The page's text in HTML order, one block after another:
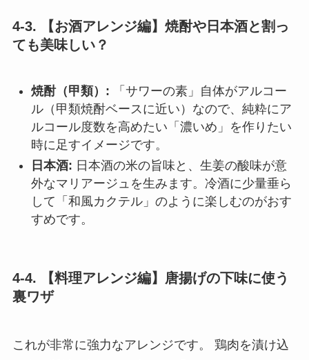
4-3. 【お酒アレンジ編】焼酎や日本酒と割っ
ても美味しい？
焼酎（甲類）: 「サワーの素」自体がアルコー
ル（甲類焼酎ベースに近い）なので、純粋にア
ルコール度数を高めたい「濃いめ」を作りたい
時に足すイメージです。
日本酒: 日本酒の米の旨味と、生姜の酸味が意
外なマリアージュを生みます。冷酒に少量垂ら
して「和風カクテル」のように楽しむのがおす
すめです。
4-4. 【料理アレンジ編】唐揚げの下味に使う
裏ワザ
これが非常に強力なアレンジです。 鶏肉を漬け込